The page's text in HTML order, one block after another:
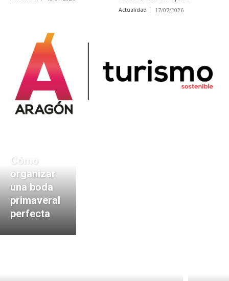
Actualidad 17/07/2026
Cómo
organizar
una boda
primaveral
perfecta